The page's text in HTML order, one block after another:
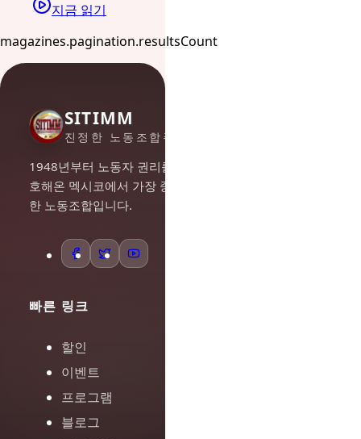
지금 읽기
magazines.pagination.resultsCount
SITIMM
진정한 노동조합주의
1948년부터 노동자 권리를 옹
호해온 멕시코에서 가장 중요
한 노동조합입니다.
빠른 링크
할인
이벤트
프로그램
블로그